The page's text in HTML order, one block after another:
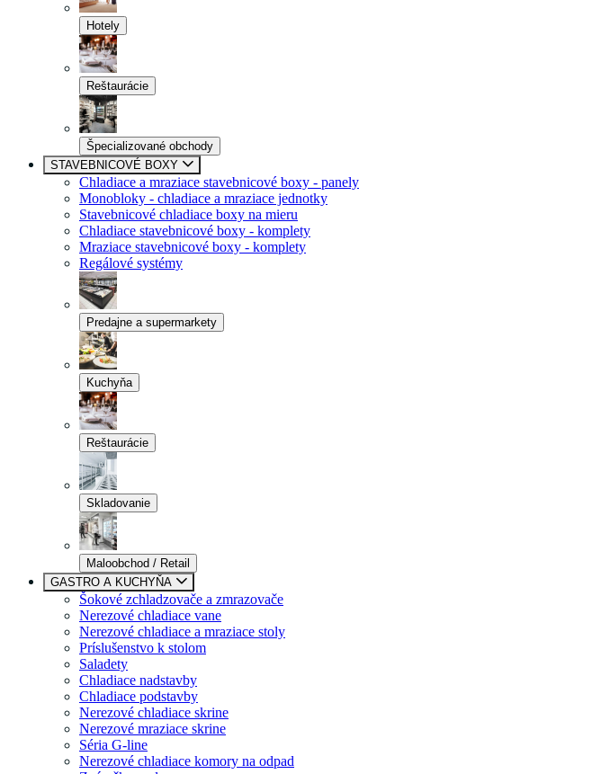
Hotely
Reštaurácie
Špecializované obchody
STAVEBNICOVÉ BOXY
Chladiace a mraziace stavebnicové boxy - panely
Monobloky - chladiace a mraziace jednotky
Stavebnicové chladiace boxy na mieru
Chladiace stavebnicové boxy - komplety
Mraziace stavebnicové boxy - komplety
Regálové systémy
Predajne a supermarkety
Kuchyňa
Reštaurácie
Skladovanie
Maloobchod / Retail
GASTRO A KUCHYŇA
Šokové zchladzovače a zmrazovače
Nerezové chladiace vane
Nerezové chladiace a mraziace stoly
Príslušenstvo k stolom
Saladety
Chladiace nadstavby
Chladiace podstavby
Nerezové chladiace skrine
Nerezové mraziace skrine
Séria G-line
Nerezové chladiace komory na odpad